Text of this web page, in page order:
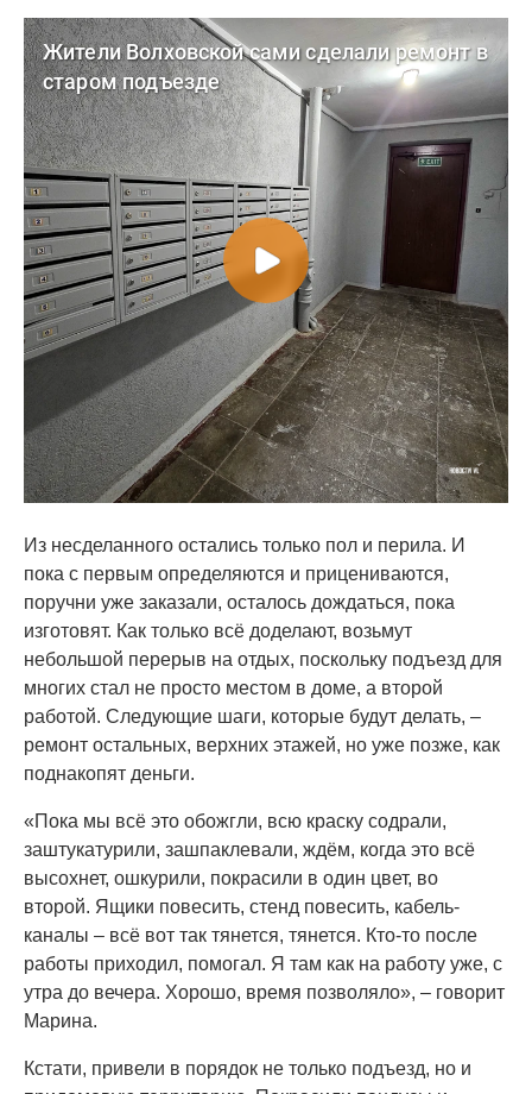
Из несделанного остались только пол и перила. И
пока с первым определяются и прицениваются,
поручни уже заказали, осталось дождаться, пока
изготовят. Как только всё доделают, возьмут
небольшой перерыв на отдых, поскольку подъезд для
многих стал не просто местом в доме, а второй
работой. Следующие шаги, которые будут делать, –
ремонт остальных, верхних этажей, но уже позже, как
поднакопят деньги.
«Пока мы всё это обожгли, всю краску содрали,
заштукатурили, зашпаклевали, ждём, когда это всё
высохнет, ошкурили, покрасили в один цвет, во
второй. Ящики повесить, стенд повесить, кабель-
каналы – всё вот так тянется, тянется. Кто-то после
работы приходил, помогал. Я там как на работу уже, с
утра до вечера. Хорошо, время позволяло», – говорит
Марина.
Кстати, привели в порядок не только подъезд, но и